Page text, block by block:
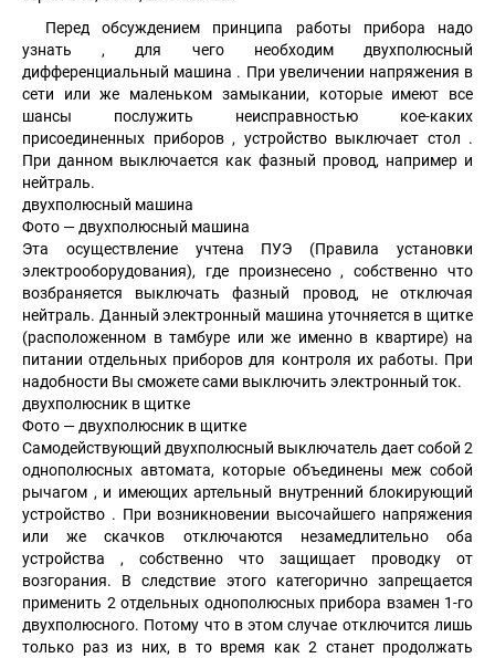
Перед обсуждением принципа работы прибора надо
узнать , для чего необходим двухполюсный
дифференциальный машина . При увеличении напряжения в
сети или же маленьком замыкании, которые имеют все
шансы послужить неисправностью кое-каких
присоединенных приборов , устройство выключает стол .
При данном выключается как фазный провод, например и
нейтраль.
двухполюсный машина
Фото — двухполюсный машина
Эта осуществление учтена ПУЭ (Правила установки
электрооборудования), где произнесено , собственно что
возбраняется выключать фазный провод, не отключая
нейтраль. Данный электронный машина уточняется в щитке
(расположенном в тамбуре или же именно в квартире) на
питании отдельных приборов для контроля их работы. При
надобности Вы сможете сами выключить электронный ток.
двухполюсник в щитке
Фото — двухполюсник в щитке
Самодействующий двухполюсный выключатель дает собой 2
однополюсных автомата, которые объединены меж собой
рычагом , и имеющих артельный внутренний блокирующий
устройство . При возникновении высочайшего напряжения
или же скачков отключаются незамедлительно оба
устройства , собственно что защищает проводку от
возгорания. В следствие этого категорично запрещается
применить 2 отдельных однополюсных прибора взамен 1-го
двухполюсного. Потому что в этом случае отключится лишь
только раз из них, в то время как 2 станет продолжать